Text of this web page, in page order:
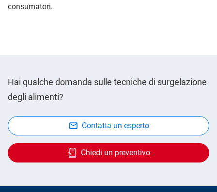
consumatori.
Hai qualche domanda sulle tecniche di surgelazione
degli alimenti?
Contatta un esperto
Chiedi un preventivo